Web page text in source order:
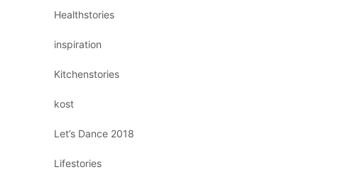
Healthstories
inspiration
Kitchenstories
kost
Let’s Dance 2018
Lifestories